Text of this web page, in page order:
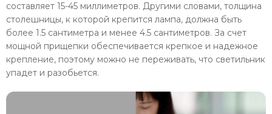
составляет 15-45 миллиметров. Другими словами, толщина
столешницы, к которой крепится лампа, должна быть
более 1.5 сантиметра и менее 4.5 сантиметров. За счет
мощной прищепки обеспечивается крепкое и надежное
крепление, поэтому можно не переживать, что светильник
упадет и разобьется.